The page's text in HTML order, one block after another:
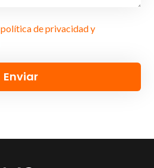
política de privacidad y